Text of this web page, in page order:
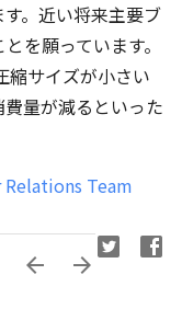
。近い将来主要ブ
を願っています。
縮サイズが小さい
量が減るといった
Team
 